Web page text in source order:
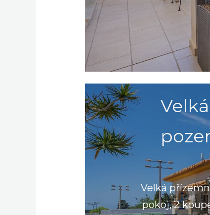
Velká
pokoj, 2